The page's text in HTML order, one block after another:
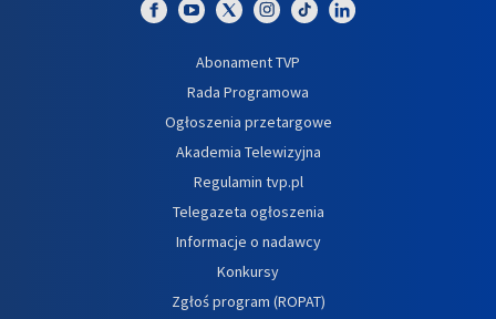
Abonament TVP
Rada Programowa
Ogłoszenia przetargowe
Akademia Telewizyjna
Regulamin tvp.pl
Telegazeta ogłoszenia
Informacje o nadawcy
Konkursy
Zgłoś program (ROPAT)